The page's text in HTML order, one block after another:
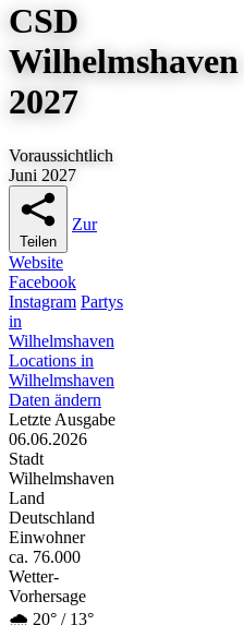
CSD
Wilhelmshaven
2027
Voraussichtlich
Juni 2027
Teilen
Zur
Website
Facebook
Instagram Partys
in
Wilhelmshaven
Locations in
Wilhelmshaven
Daten ändern
Letzte Ausgabe
06.06.2026
Stadt
Wilhelmshaven
Land
Deutschland
Einwohner
ca. 76.000
Wetter-
Vorhersage
🌧️ 20° / 13°